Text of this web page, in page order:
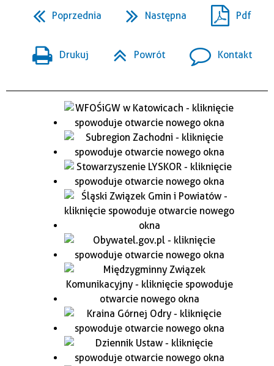
Poprzednia Następna Pdf
Drukuj Powrót Kontakt